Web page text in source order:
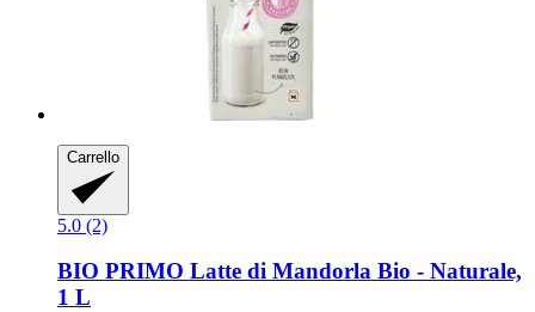
Carrello
5.0 (2)
BIO PRIMO Latte di Mandorla Bio -​ Naturale,
1 L